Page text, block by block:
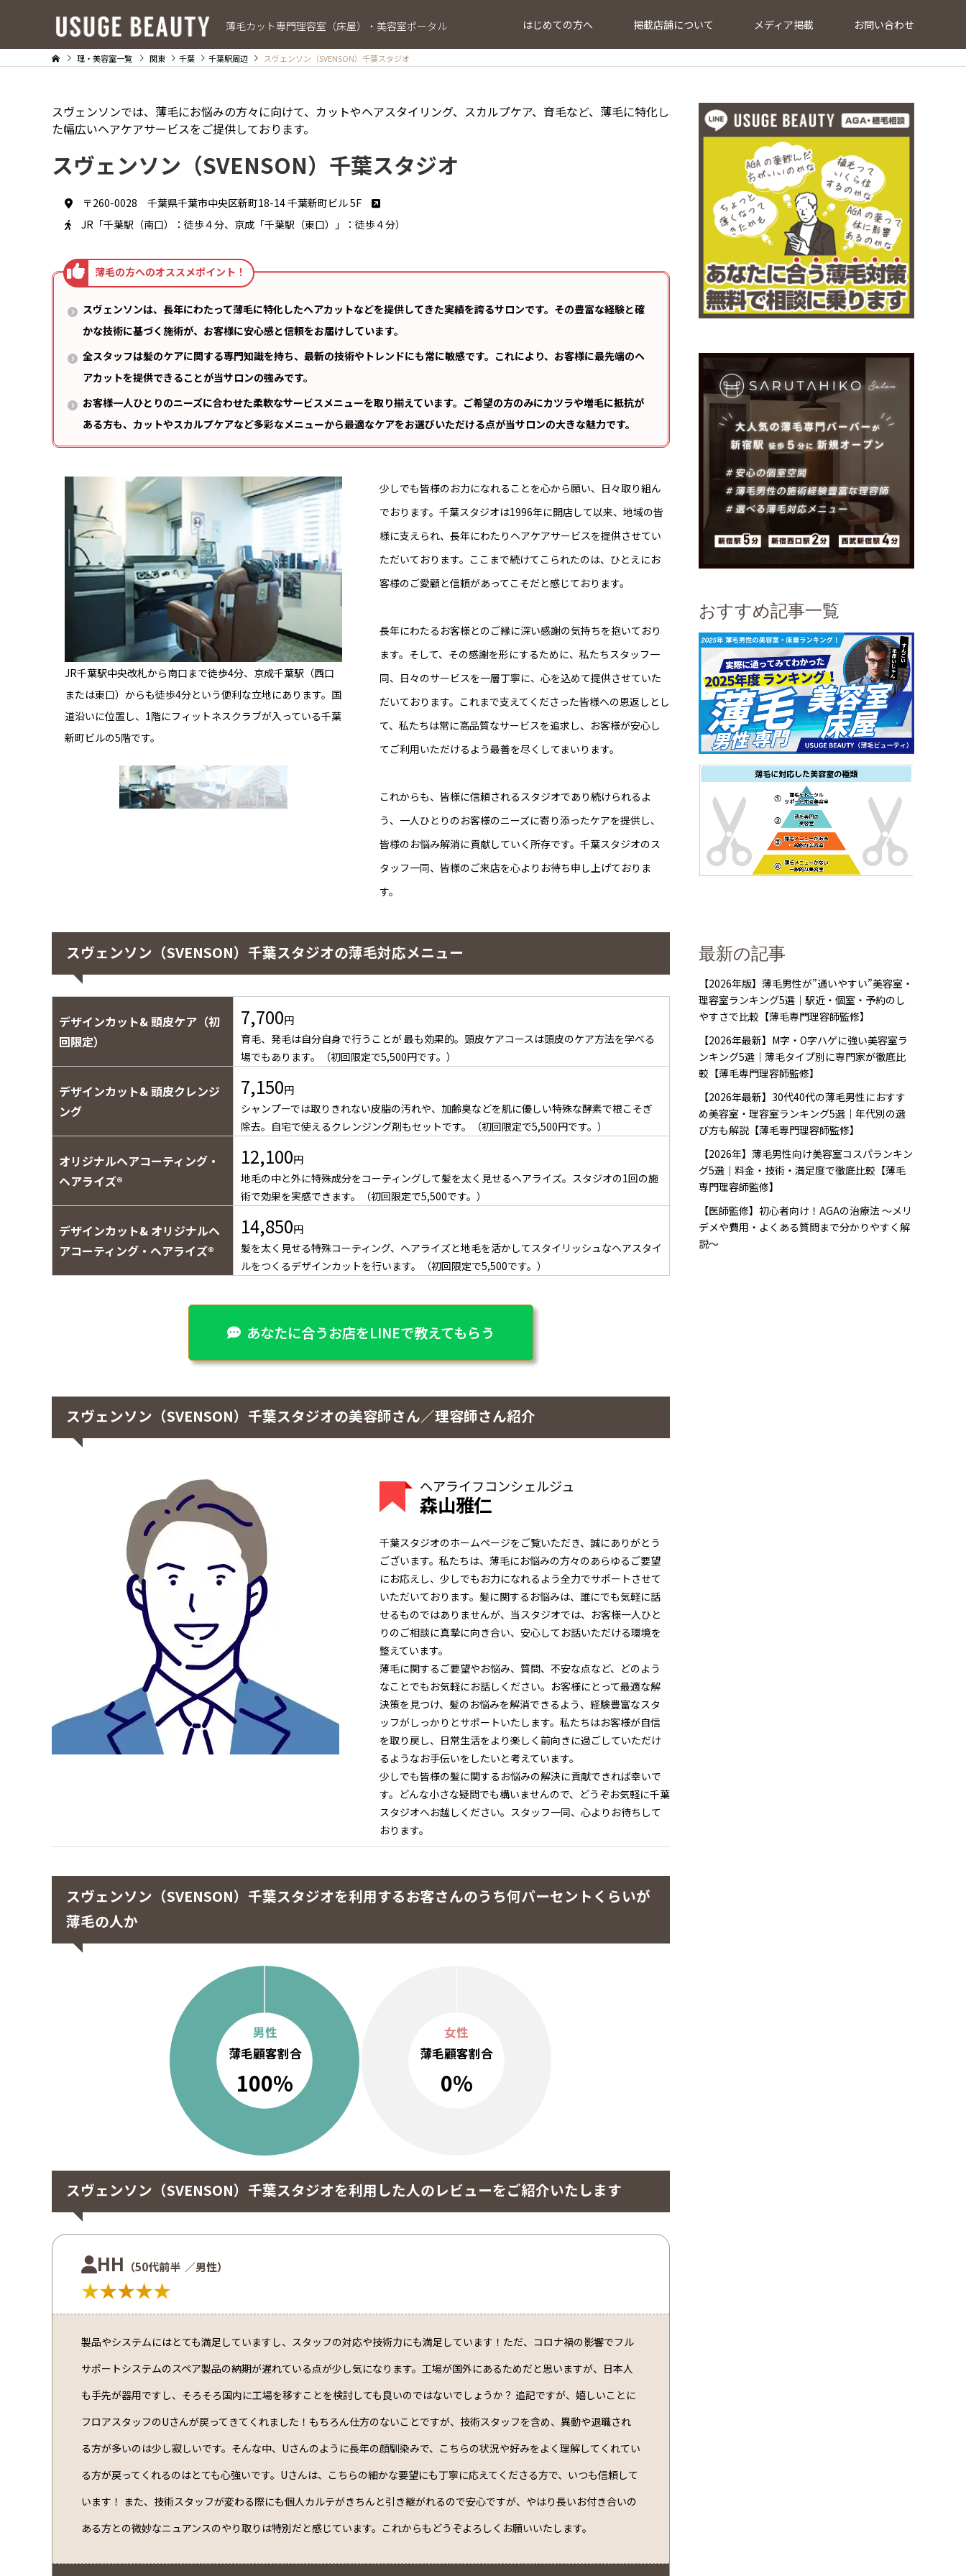
薄毛カット専門理容室（床屋）・美容室ポータル はじめての方へ 掲載店舗について メディア掲載 お問い合わせ
理・美容室一覧 関東 千葉 千葉駅周辺 スヴェンソン（SVENSON）千葉スタジオ
スヴェンソンでは、薄毛にお悩みの方々に向けて、カットやヘアスタイリング、スカルプケア、育毛など、薄毛に特化し
た幅広いヘアケアサービスをご提供しております。
スヴェンソン（SVENSON）千葉スタジオ
〒260-0028 千葉県千葉市中央区新町18-14 千葉新町ビル 5F
JR「千葉駅（南口）：徒歩４分、京成「千葉駅（東口）」：徒歩４分）
スヴェンソンは、長年にわたって薄毛に特化したヘアカットなどを提供してきた実績を誇るサロンです。その豊富な経験と確
かな技術に基づく施術が、お客様に安心感と信頼をお届けしています。
全スタッフは髪のケアに関する専門知識を持ち、最新の技術やトレンドにも常に敏感です。これにより、お客様に最先端のヘ
アカットを提供できることが当サロンの強みです。
お客様一人ひとりのニーズに合わせた柔軟なサービスメニューを取り揃えています。ご希望の方のみにカツラや増毛に抵抗が
ある方も、カットやスカルプケアなど多彩なメニューから最適なケアをお選びいただける点が当サロンの大きな魅力です。
JR千葉駅中央改札から南口まで徒歩4分、京成千葉駅（西口
または東口）からも徒歩4分という便利な立地にあります。国
道沿いに位置し、1階にフィットネスクラブが入っている千葉
新町ビルの5階です。
少しでも皆様のお力になれることを心から願い、日々取り組ん
でおります。千葉スタジオは1996年に開店して以来、地域の皆
様に支えられ、長年にわたりヘアケアサービスを提供させてい
ただいております。ここまで続けてこられたのは、ひとえにお
客様のご愛顧と信頼があってこそだと感じております。
長年にわたるお客様とのご縁に深い感謝の気持ちを抱いており
ます。そして、その感謝を形にするために、私たちスタッフ一
同、日々のサービスを一層丁寧に、心を込めて提供させていた
だいております。これまで支えてくださった皆様への恩返しとし
て、私たちは常に高品質なサービスを追求し、お客様が安心し
てご利用いただけるよう最善を尽くしてまいります。
これからも、皆様に信頼されるスタジオであり続けられるよ
う、一人ひとりのお客様のニーズに寄り添ったケアを提供し、
皆様のお悩み解消に貢献していく所存です。千葉スタジオのス
タッフ一同、皆様のご来店を心よりお待ち申し上げておりま
す。
スヴェンソン（SVENSON）千葉スタジオの薄毛対応メニュー
デザインカット& 頭皮ケア（初
回限定）
7,700円
育毛、発毛は自分自身で行うことが 最も効果的。頭皮ケアコースは頭皮のケア方法を学べる
場でもあります。（初回限定で5,500円です。）
デザインカット& 頭皮クレンジ
ング
7,150円
シャンプーでは取りきれない皮脂の汚れや、加齢臭などを肌に優しい特殊な酵素で根こそぎ
除去。自宅で使えるクレンジング剤もセットです。（初回限定で5,500円です。）
オリジナルヘアコーティング・
ヘアライズ®
12,100円
地毛の中と外に特殊成分をコーティングして髪を太く見せるヘアライズ。スタジオの1回の施
術で効果を実感できます。（初回限定で5,500です。）
デザインカット& オリジナルヘ
アコーティング・ヘアライズ®
14,850円
髪を太く見せる特殊コーティング、ヘアライズと地毛を活かしてスタイリッシュなヘアスタイ
ルをつくるデザインカットを行います。（初回限定で5,500です。）
あなたに合うお店をLINEで教えてもらう
スヴェンソン（SVENSON）千葉スタジオの美容師さん／理容師さん紹介
ヘアライフコンシェルジュ
森山雅仁
千葉スタジオのホームページをご覧いただき、誠にありがとう
ございます。私たちは、薄毛にお悩みの方々のあらゆるご要望
にお応えし、少しでもお力になれるよう全力でサポートさせて
いただいております。髪に関するお悩みは、誰にでも気軽に話
せるものではありませんが、当スタジオでは、お客様一人ひと
りのご相談に真摯に向き合い、安心してお話いただける環境を
整えています。
薄毛に関するご要望やお悩み、質問、不安な点など、どのよう
なことでもお気軽にお話しください。お客様にとって最適な解
決策を見つけ、髪のお悩みを解消できるよう、経験豊富なスタ
ッフがしっかりとサポートいたします。私たちはお客様が自信
を取り戻し、日常生活をより楽しく前向きに過ごしていただけ
るようなお手伝いをしたいと考えています。
少しでも皆様の髪に関するお悩みの解決に貢献できれば幸いで
す。どんな小さな疑問でも構いませんので、どうぞお気軽に千葉
スタジオへお越しください。スタッフ一同、心よりお待ちして
おります。
スヴェンソン（SVENSON）千葉スタジオを利用するお客さんのうち何パーセントくらいが
薄毛の人か
男性
薄毛顧客割合
100%
女性
薄毛顧客割合
0%
スヴェンソン（SVENSON）千葉スタジオを利用した人のレビューをご紹介いたします
HH （50代前半 ／男性）
★★★★★
製品やシステムにはとても満足していますし、スタッフの対応や技術力にも満足しています！ただ、コロナ禍の影響でフル
サポートシステムのスペア製品の納期が遅れている点が少し気になります。工場が国外にあるためだと思いますが、日本人
も手先が器用ですし、そろそろ国内に工場を移すことを検討しても良いのではないでしょうか？ 追記ですが、嬉しいことに
フロアスタッフのUさんが戻ってきてくれました！もちろん仕方のないことですが、技術スタッフを含め、異動や退職され
る方が多いのは少し寂しいです。そんな中、Uさんのように長年の顔馴染みで、こちらの状況や好みをよく理解してくれてい
る方が戻ってくれるのはとても心強いです。Uさんは、こちらの細かな要望にも丁寧に応えてくださる方で、いつも信頼して
います！ また、技術スタッフが変わる際にも個人カルテがきちんと引き継がれるので安心ですが、やはり長いお付き合いの
ある方との微妙なニュアンスのやり取りは特別だと感じています。これからもどうぞよろしくお願いいたします。
おすすめ記事一覧
最新の記事
【2026年版】薄毛男性が”通いやすい”美容室・
理容室ランキング5選｜駅近・個室・予約のし
やすさで比較【薄毛専門理容師監修】
【2026年最新】M字・O字ハゲに強い美容室ラ
ンキング5選｜薄毛タイプ別に専門家が徹底比
較【薄毛専門理容師監修】
【2026年最新】30代40代の薄毛男性におすす
め美容室・理容室ランキング5選｜年代別の選
び方も解説【薄毛専門理容師監修】
【2026年】薄毛男性向け美容室コスパランキン
グ5選｜料金・技術・満足度で徹底比較【薄毛
専門理容師監修】
【医師監修】初心者向け！AGAの治療法 〜メリ
デメや費用・よくある質問まで分かりやすく解
説〜